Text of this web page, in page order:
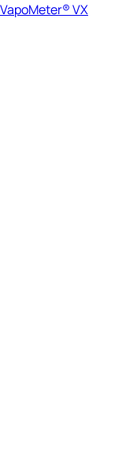
VapoMeter® VX